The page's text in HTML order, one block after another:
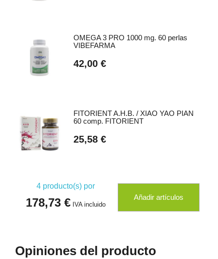
OMEGA 3 PRO 1000 mg. 60 perlas
VIBEFARMA
42,00 €
FITORIENT A.H.B. / XIAO YAO PIAN
60 comp. FITORIENT
25,58 €
4 producto(s) por
178,73 € IVA incluido
Añadir artículos
Opiniones del producto